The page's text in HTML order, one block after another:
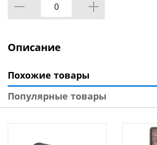
Описание
Похожие товары
Популярные товары